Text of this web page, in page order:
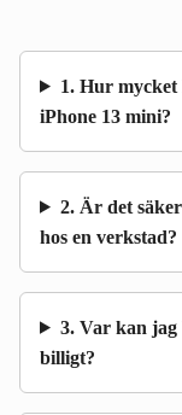
1. Hur
iPhone 13 mini?
2. Är det
hos en verkstad?
3. Var kan jag
billigt?